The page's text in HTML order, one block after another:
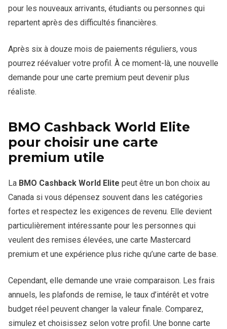
pour les nouveaux arrivants, étudiants ou personnes qui
repartent après des difficultés financières.
Après six à douze mois de paiements réguliers, vous
pourrez réévaluer votre profil. À ce moment-là, une nouvelle
demande pour une carte premium peut devenir plus
réaliste.
BMO Cashback World Elite
pour choisir une carte
premium utile
La BMO Cashback World Elite peut être un bon choix au
Canada si vous dépensez souvent dans les catégories
fortes et respectez les exigences de revenu. Elle devient
particulièrement intéressante pour les personnes qui
veulent des remises élevées, une carte Mastercard
premium et une expérience plus riche qu’une carte de base.
Cependant, elle demande une vraie comparaison. Les frais
annuels, les plafonds de remise, le taux d’intérêt et votre
budget réel peuvent changer la valeur finale. Comparez,
simulez et choisissez selon votre profil. Une bonne carte